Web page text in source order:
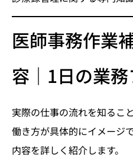
医師事務作業
容｜1日の業
実際の仕事の流れを知るこ
働き方が具体的にイメージ
内容を詳しく紹介します。